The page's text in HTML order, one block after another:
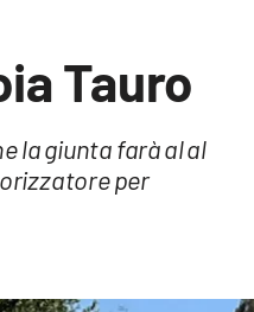
Tauro
la giunta farà al al
per